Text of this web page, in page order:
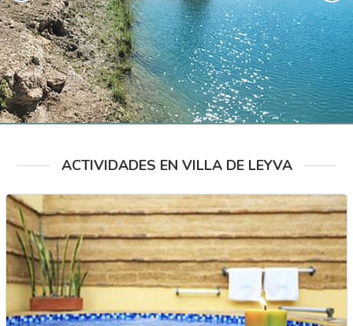
ACTIVIDADES EN VILLA DE LEYVA